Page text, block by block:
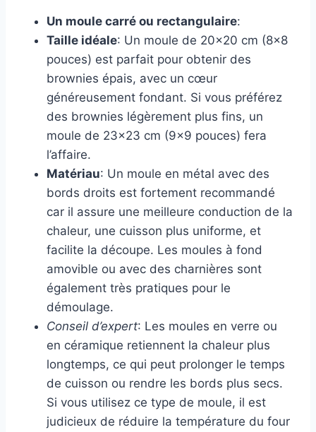
Un moule carré ou rectangulaire:
Taille idéale: Un moule de 20×20 cm (8×8
pouces) est parfait pour obtenir des
brownies épais, avec un cœur
généreusement fondant. Si vous préférez
des brownies légèrement plus fins, un
moule de 23×23 cm (9×9 pouces) fera
l’affaire.
Matériau: Un moule en métal avec des
bords droits est fortement recommandé
car il assure une meilleure conduction de la
chaleur, une cuisson plus uniforme, et
facilite la découpe. Les moules à fond
amovible ou avec des charnières sont
également très pratiques pour le
démoulage.
Conseil d’expert: Les moules en verre ou
en céramique retiennent la chaleur plus
longtemps, ce qui peut prolonger le temps
de cuisson ou rendre les bords plus secs.
Si vous utilisez ce type de moule, il est
judicieux de réduire la température du four